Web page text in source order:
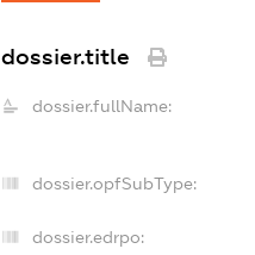
dossier.title
dossier.fullName:
dossier.opfSubType:
dossier.edrpo: